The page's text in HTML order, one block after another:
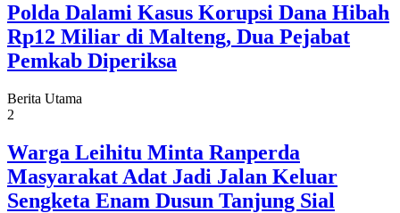
Polda Dalami Kasus Korupsi Dana Hibah
Rp12 Miliar di Malteng, Dua Pejabat
Pemkab Diperiksa
Berita Utama
2
Warga Leihitu Minta Ranperda
Masyarakat Adat Jadi Jalan Keluar
Sengketa Enam Dusun Tanjung Sial